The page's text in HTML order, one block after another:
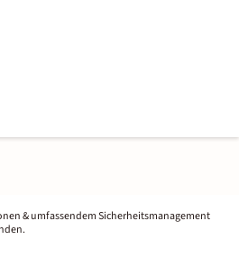
& umfassendem Sicherheitsmanagement